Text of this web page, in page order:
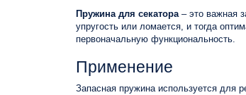
Пружина для секатора– это важная
упругость или ломается, и тогда
первоначальную функциональность.
Применение
Запасная пружина используется для